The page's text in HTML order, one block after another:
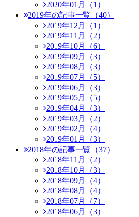
2020年01月（1）
2019年の記事一覧（40）
2019年12月（1）
2019年11月（2）
2019年10月（6）
2019年09月（3）
2019年08月（3）
2019年07月（5）
2019年06月（3）
2019年05月（5）
2019年04月（3）
2019年03月（2）
2019年02月（4）
2019年01月（3）
2018年の記事一覧（37）
2018年11月（2）
2018年10月（3）
2018年09月（4）
2018年08月（4）
2018年07月（7）
2018年06月（3）